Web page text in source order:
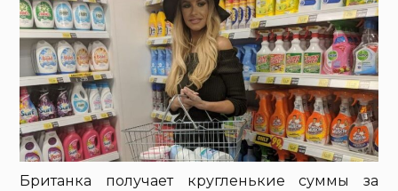
Британка получает кругленькие суммы за